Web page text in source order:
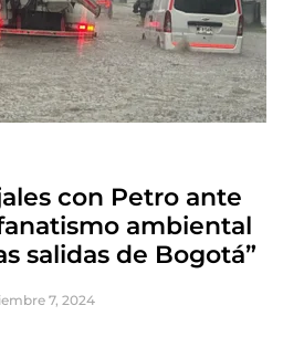
con Petro ante
ambiental
salidas de Bogotá”
7, 2024